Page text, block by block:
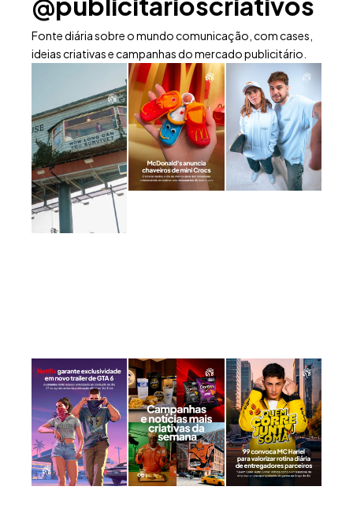
Fonte diária sobre o mundo comunicação, com cases,
ideias criativas e campanhas do mercado publicitário.